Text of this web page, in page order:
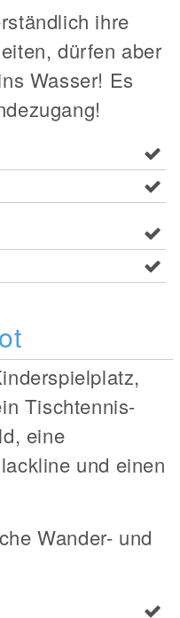
ihre
dürfen aber
Wasser! Es
Tischtennis-
eine
und einen
Wander- und